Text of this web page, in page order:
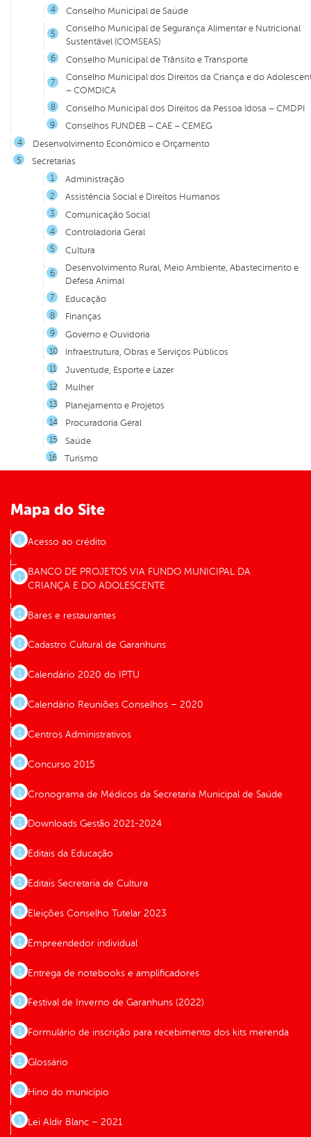
Conselho Municipal de Saúde
Conselho Municipal de Segurança Alimentar e Nutricional
Sustentável (COMSEAS)
Conselho Municipal de Trânsito e Transporte
Conselho Municipal dos Direitos da Criança e do
– COMDICA
Conselho Municipal dos Direitos da Pessoa Idosa – CMDPI
Conselhos FUNDEB – CAE – CEMEG
Desenvolvimento Econômico e Orçamento
Secretarias
Administração
Assistência Social e Direitos Humanos
Comunicação Social
Controladoria Geral
Cultura
Desenvolvimento Rural, Meio Ambiente, Abastecimento e
Defesa Animal
Educação
Finanças
Governo e Ouvidoria
Infraestrutura, Obras e Serviços Públicos
Juventude, Esporte e Lazer
Mulher
Planejamento e Projetos
Procuradoria Geral
Saúde
Turismo
Mapa do Site
Acesso ao crédito
BANCO DE PROJETOS VIA FUNDO MUNICIPAL DA
CRIANÇA E DO ADOLESCENTE
Bares e restaurantes
Cadastro Cultural de Garanhuns
Calendário 2020 do IPTU
Calendário Reuniões Conselhos – 2020
Centros Administrativos
Concurso 2015
Cronograma de Médicos da Secretaria Municipal de Saúde
Downloads Gestão 2021-2024
Editais da Educação
Editais Secretaria de Cultura
Eleições Conselho Tutelar 2023
Empreendedor individual
Entrega de notebooks e amplificadores
Festival de Inverno de Garanhuns (2022)
Formulário de inscrição para recebimento dos kits merenda
Glossário
Hino do município
Lei Aldir Blanc – 2021